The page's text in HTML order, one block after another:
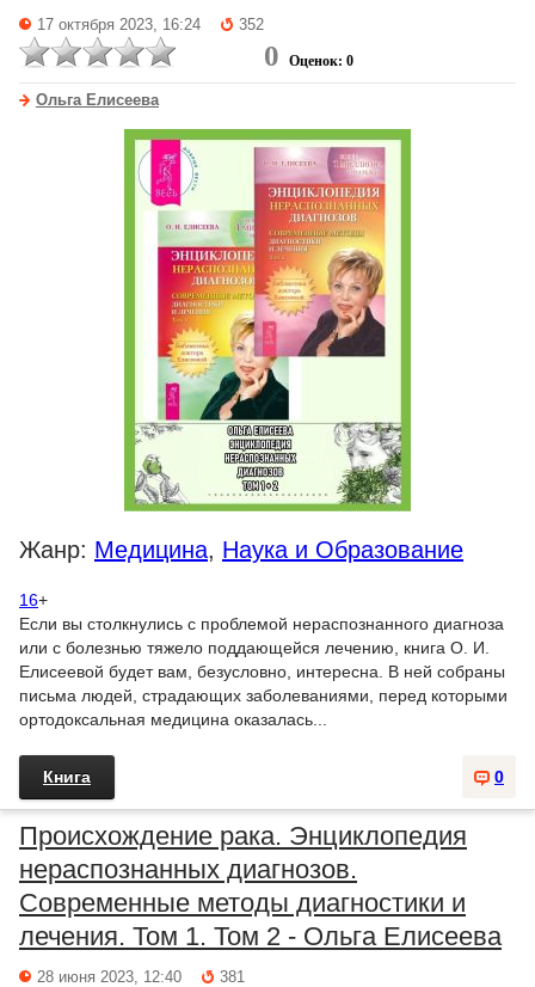
17 октября 2023, 16:24 352
0 Оценок: 0
Ольга Елисеева
Жанр: Медицина, Наука и Образование
16+
Если вы столкнулись с проблемой нераспознанного диагноза
или с болезнью тяжело поддающейся лечению, книга О. И.
Елисеевой будет вам, безусловно, интересна. В ней собраны
письма людей, страдающих заболеваниями, перед которыми
ортодоксальная медицина оказалась...
0
Книга
Происхождение рака. Энциклопедия
нераспознанных диагнозов.
Современные методы диагностики и
лечения. Том 1. Том 2 - Ольга Елисеева
28 июня 2023, 12:40 381